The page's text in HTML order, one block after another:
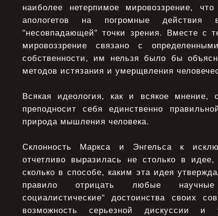
наиболее нетерпимое мировоззрение,
апологетов на погромные
"несовпадающей" точки зрения. Вместе с
мировоззрение связано с
собственности, им нельзя было бы
методов истязания и умерщвления
Всякая идеология, как и всякое мнение,
преподносит себя единственно
природа мышления человека.
Склонность Маркса и Энгельса к
отчетливо выразилась не столько в
сколько в способе, каким эта идея
правило отрицать любые
социалистические" достоинства своих
возможность серьезной дискуссии и